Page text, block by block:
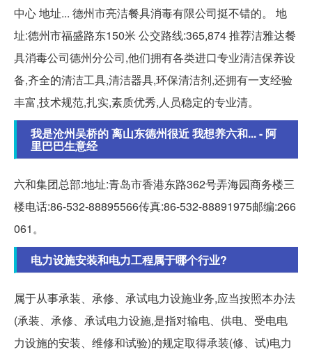
中心 地址... 德州市亮洁餐具消毒有限公司挺不错的。 地
址:德州市福盛路东150米 公交路线:365,874 推荐洁雅达餐
具消毒公司德州分公司,他们拥有各类进口专业清洁保养设
备,齐全的清洁工具,清洁器具,环保清洁剂,还拥有一支经验
丰富,技术规范,扎实,素质优秀,人员稳定的专业清。
我是沧州吴桥的 离山东德州很近 我想养六和... - 阿
里巴巴生意经
六和集团总部:地址:青岛市香港东路362号弄海园商务楼三
楼电话:86-532-88895566传真:86-532-88891975邮编:266
061。
电力设施安装和电力工程属于哪个行业?
属于从事承装、承修、承试电力设施业务,应当按照本办法
(承装、承修、承试电力设施,是指对输电、供电、受电电
力设施的安装、维修和试验)的规定取得承装(修、试)电力